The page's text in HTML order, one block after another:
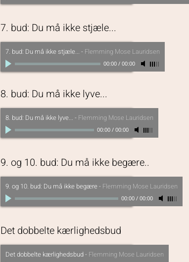
7. bud: Du må ikke stjæle...
7. bud: Du må ikke stjæle... - Flemming Mose Lauridsen
00:00 / 00:00
8. bud: Du må ikke lyve...
8. bud: Du må ikke lyve... - Flemming Mose Lauridsen
00:00 / 00:00
9. og 10. bud: Du må ikke begære..
9. og 10. bud: Du må ikke begære - Flemming Mose Lauridsen
00:00 / 00:00
Det dobbelte kærlighedsbud
Det dobbelte kærlighedsbud- Flemming Mose Lauridsen